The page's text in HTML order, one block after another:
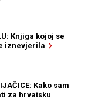
Knjiga kojoj se
iznevjerila
Kako sam
za hrvatsku